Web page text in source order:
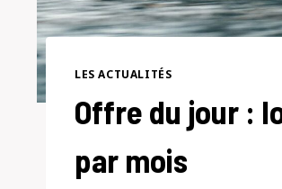
LES ACTUALITÉS
Offre du jour :
par mois